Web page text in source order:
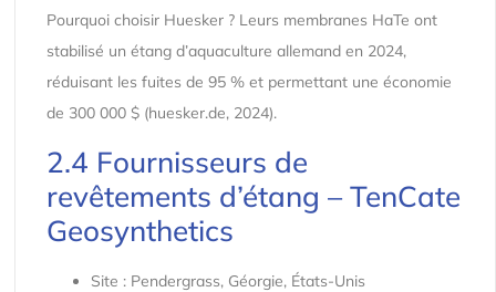
Pourquoi choisir Huesker ? Leurs membranes HaTe ont
stabilisé un étang d’aquaculture allemand en 2024,
réduisant les fuites de 95 % et permettant une économie
de 300 000 $ (huesker.de, 2024).
2.4 Fournisseurs de
revêtements d’étang – TenCate
Geosynthetics
Site : Pendergrass, Géorgie, États-Unis